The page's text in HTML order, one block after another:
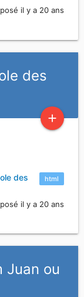
il y a 20 ans
des
add
html
des
il y a 20 ans
Juan ou